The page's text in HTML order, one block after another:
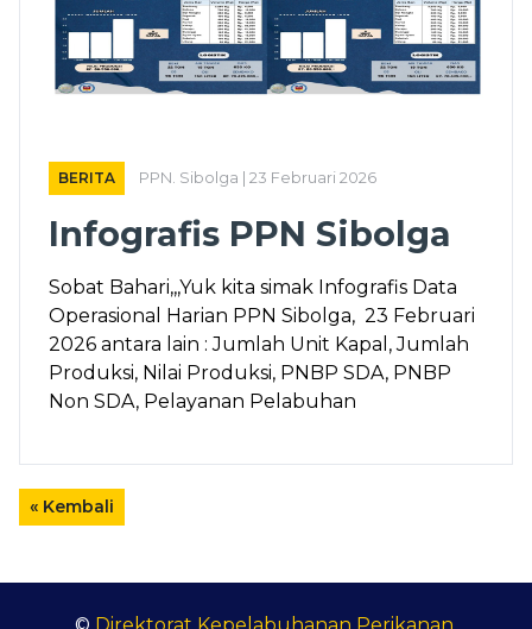
BERITA PPN. Sibolga | 23 Februari 2026
Infografis PPN Sibolga
Sobat Bahari,,,Yuk kita simak Infografis Data
Operasional Harian PPN Sibolga, 23 Februari
2026 antara lain : Jumlah Unit Kapal, Jumlah
Produksi, Nilai Produksi, PNBP SDA, PNBP
Non SDA, Pelayanan Pelabuhan
« Kembali